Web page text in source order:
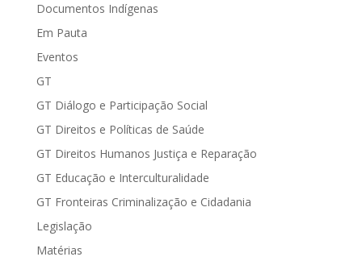
Documentos Indígenas
Em Pauta
Eventos
GT
GT Diálogo e Participação Social
GT Direitos e Políticas de Saúde
GT Direitos Humanos Justiça e Reparação
GT Educação e Interculturalidade
GT Fronteiras Criminalização e Cidadania
Legislação
Matérias